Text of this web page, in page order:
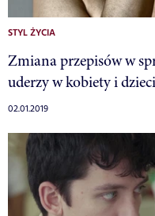
STYL ŻYCIA
Zmiana przepisów w
uderzy w kobiety i
02.01.2019